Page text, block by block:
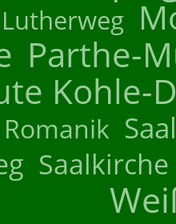
Lutherweg
Parthe-
Kohle-
Romanik
Saalkirche